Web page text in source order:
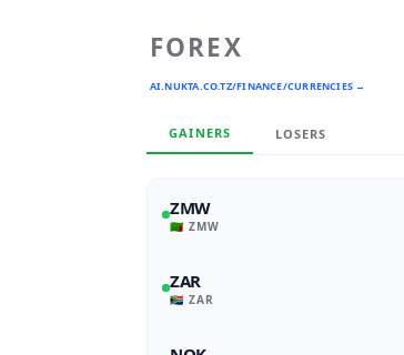
FOREX
AI.NUKTA.CO.TZ/FINANCE/CURRENCIES →
GAINERS LOSERS
ZMW
🇿🇲 ZMW
ZAR
🇿🇦 ZAR